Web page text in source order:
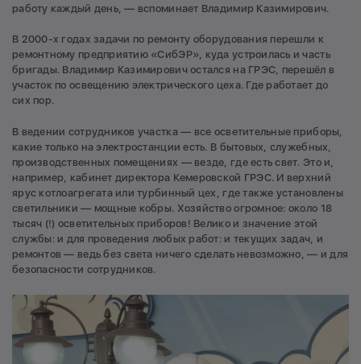
работу каждый день, — вспоминает Владимир Казимирович.
В 2000-х годах задачи по ремонту оборудования перешли к
ремонтному предприятию «СибЭР», куда устроилась и часть
бригады. Владимир Казимирович остался на ГРЭС, перешёл в
участок по освещению электрического цеха. Где работает до
сих пор.
В ведении сотрудников участка — все осветительные приборы,
какие только на электростанции есть. В бытовых, служебных,
производственных помещениях — везде, где есть свет. Это и,
например, кабинет директора Кемеровской ГРЭС. И верхний
ярус котлоагрегата или турбинный цех, где также установлены
светильники — мощные кобры. Хозяйство огромное: около 18
тысяч (!) осветительных приборов! Велико и значение этой
службы: и для проведения любых работ: и текущих задач, и
ремонтов — ведь без света ничего сделать невозможно, — и для
безопасности сотрудников.